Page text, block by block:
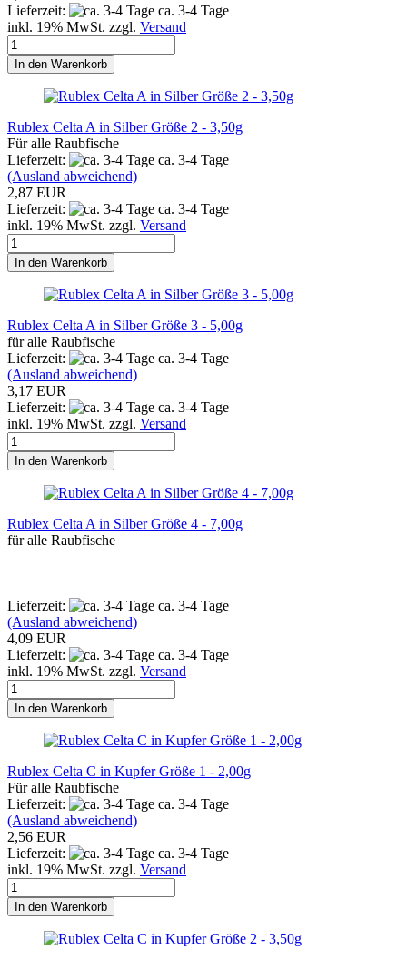
Lieferzeit:
ca. 3-4 Tage
inkl. 19% MwSt. zzgl. Versand
In den Warenkorb
Rublex Celta A in Silber Größe 2 - 3,50g
Für alle Raubfische
Lieferzeit:
ca. 3-4 Tage
(Ausland abweichend)
2,87 EUR
Lieferzeit:
ca. 3-4 Tage
inkl. 19% MwSt. zzgl. Versand
In den Warenkorb
Rublex Celta A in Silber Größe 3 - 5,00g
für alle Raubfische
Lieferzeit:
ca. 3-4 Tage
(Ausland abweichend)
3,17 EUR
Lieferzeit:
ca. 3-4 Tage
inkl. 19% MwSt. zzgl. Versand
In den Warenkorb
Rublex Celta A in Silber Größe 4 - 7,00g
für alle Raubfische
Lieferzeit:
ca. 3-4 Tage
(Ausland abweichend)
4,09 EUR
Lieferzeit:
ca. 3-4 Tage
inkl. 19% MwSt. zzgl. Versand
In den Warenkorb
Rublex Celta C in Kupfer Größe 1 - 2,00g
Für alle Raubfische
Lieferzeit:
ca. 3-4 Tage
(Ausland abweichend)
2,56 EUR
Lieferzeit:
ca. 3-4 Tage
inkl. 19% MwSt. zzgl. Versand
In den Warenkorb